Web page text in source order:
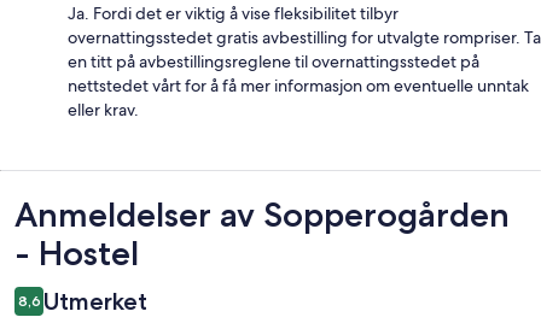
Ja. Fordi det er viktig å vise fleksibilitet tilbyr
overnattingsstedet gratis avbestilling for utvalgte rompriser. Ta
en titt på avbestillingsreglene til overnattingsstedet på
nettstedet vårt for å få mer informasjon om eventuelle unntak
eller krav.
Anmeldelser
Anmeldelser av Sopperogården
- Hostel
8,6 Utmerket